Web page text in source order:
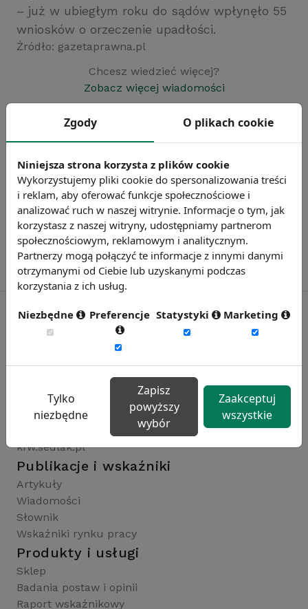
– już w ubiegłym roku do sądów wpłynęło 55
wniosków o orzeczenie upadłości.
Źródło: gazetaprawna.pl
Chcesz wiedzieć więcej?
Zobacz więcej wiadomości
Rynekpracy.pl
sedlak.pl
raportyplacowe.pl
badaniaHR.pl
kfw.sedlak.pl
Publikacje i wskaźniki
Artykuły
Wiadomości
Słownik
Wskaźniki rynku pracy
Produkty i usługi
Sklep
Badania postaw i opinii
Raport wskaźnikowy
Zgody O plikach cookie
Niniejsza strona korzysta z plików cookie
Wykorzystujemy pliki cookie do spersonalizowania treści
i reklam, aby oferować funkcje społecznościowe i
analizować ruch w naszej witrynie. Informacje o tym, jak
korzystasz z naszej witryny, udostępniamy partnerom
społecznościowym, reklamowym i analitycznym.
Partnerzy mogą połączyć te informacje z innymi danymi
otrzymanymi od Ciebie lub uzyskanymi podczas
korzystania z ich usług.
Niezbędne Preferencje Statystyki Marketing
Tylko
niezbędne
Zapisz
powyższy
wybór
Zaakceptuj
wszystkie